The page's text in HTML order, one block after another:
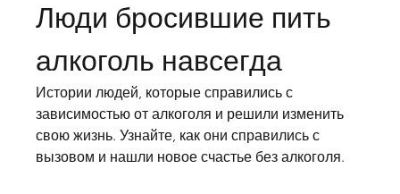
Люди бросившие пить
алкоголь навсегда
Истории людей, которые справились с
зависимостью от алкоголя и решили изменить
свою жизнь. Узнайте, как они справились с
вызовом и нашли новое счастье без алкоголя.